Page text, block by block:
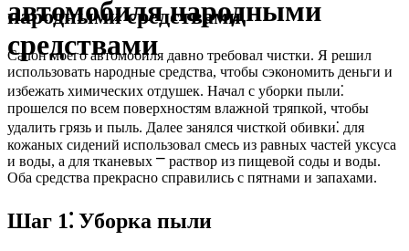
автомобиля народными
средствами
народными средствами
Салон моего автомобиля давно требовал чистки. Я решил
использовать народные средства, чтобы сэкономить деньги и
избежать химических отдушек. Начал с уборки пыли⁚
прошелся по всем поверхностям влажной тряпкой, чтобы
удалить грязь и пыль. Далее занялся чисткой обивки⁚ для
кожаных сидений использовал смесь из равных частей уксуса
и воды, а для тканевых ⎻ раствор из пищевой соды и воды.
Оба средства прекрасно справились с пятнами и запахами.
Шаг 1⁚ Уборка пыли